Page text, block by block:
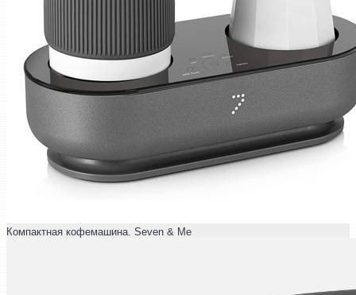
Компактная кофемашина. Seven & Me